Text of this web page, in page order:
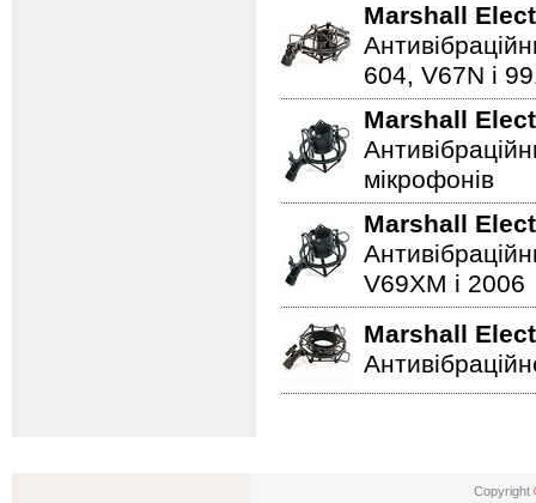
Marshall
604, V67N і
Marshall
мікрофонів
Marshall
V69XM і 2006
Marshall
Copyright